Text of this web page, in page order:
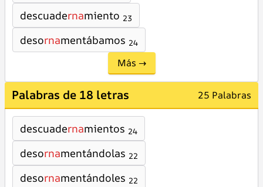
descuadernamiento 23
desornamentábamos 24
Más →
Palabras de 18 letras 25 Palabras
descuadernamientos 24
desornamentándolas 22
desornamentándoles 22